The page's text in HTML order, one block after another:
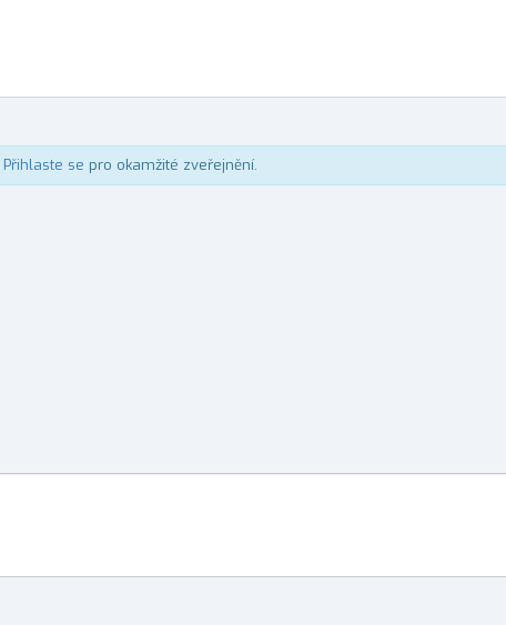
Přihlaste se pro okamžité zveřejnění.